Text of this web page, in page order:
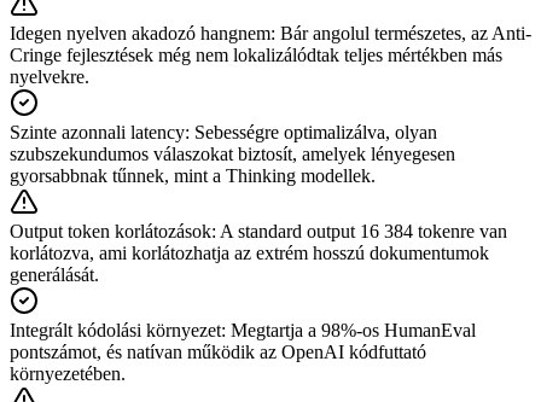
Idegen nyelven akadozó hangnem: Bár angolul természetes, az Anti-
Cringe fejlesztések még nem lokalizálódtak teljes mértékben más
nyelvekre.
Szinte azonnali latency: Sebességre optimalizálva, olyan
szubszekundumos válaszokat biztosít, amelyek lényegesen
gyorsabbnak tűnnek, mint a Thinking modellek.
Output token korlátozások: A standard output 16 384 tokenre van
korlátozva, ami korlátozhatja az extrém hosszú dokumentumok
generálását.
Integrált kódolási környezet: Megtartja a 98%-os HumanEval
pontszámot, és natívan működik az OpenAI kódfuttató
környezetében.